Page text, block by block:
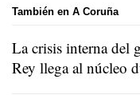
También en A Coruña
La crisis interna del
Rey llega al núcleo